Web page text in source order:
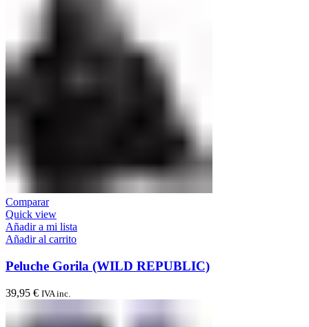
Comparar
Quick view
Añadir a mi lista
Añadir al carrito
Peluche Gorila (WILD REPUBLIC)
39,95 € IVA inc.